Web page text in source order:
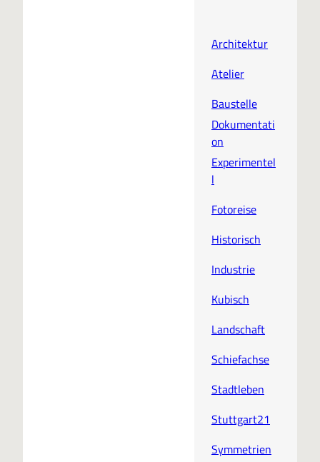
Architektur
Atelier
Baustelle
Dokumentati
on
Experimentel
l
Fotoreise
Historisch
Industrie
Kubisch
Landschaft
Schiefachse
Stadtleben
Stuttgart21
Symmetrien